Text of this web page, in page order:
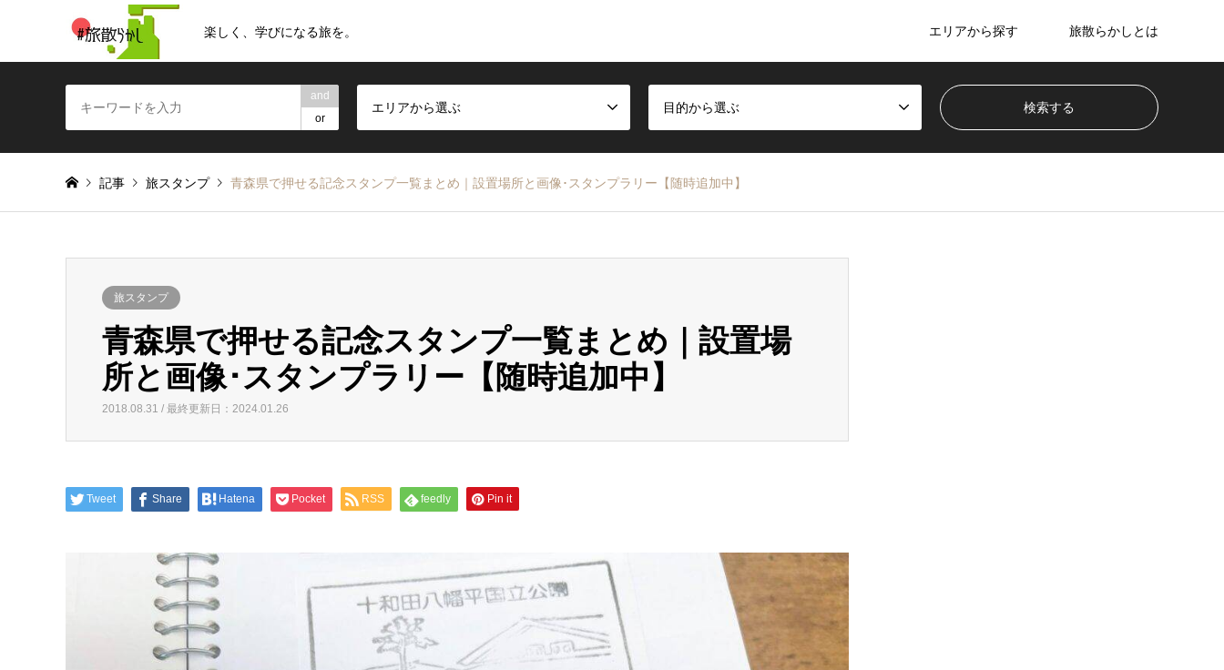
楽しく、学びになる旅を。 エリアから探す 旅散らかしとは
and
or
エリアから選ぶ 目的から選ぶ
記事 旅スタンプ 青森県で押せる記念スタンプ一覧まとめ｜設置場所と画像･スタンプラリー【随時追加中】
旅スタンプ
青森県で押せる記念スタンプ一覧まとめ｜設置場
所と画像･スタンプラリー【随時追加中】
2018.08.31 / 最終更新日：2024.01.26
Tweet Share Hatena Pocket RSS feedly Pin it